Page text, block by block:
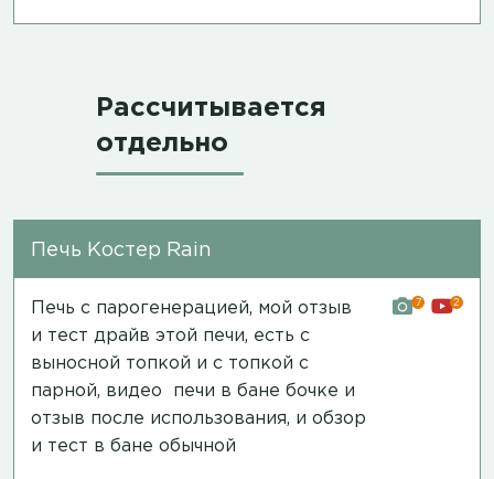
Рассчитывается
отдельно
Печь Костер Rain
Печь с парогенерацией, мой отзыв
и тест драйв этой печи, есть с
выносной топкой и с топкой с
парной, видео печи в бане бочке и
отзыв после использования, и обзор
и тест в бане обычной
7 2